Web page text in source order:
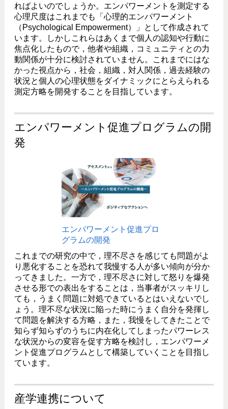
ればよいのでしょうか。エンパワーメントを測定する
心理尺度はこれまでも「心理的エンパワーメント
（Psychological Empowerment）」として作成されて
います。しかしこれらはあくまで個人の認知や行動に
焦点化したもので，他者や組織，コミュニティとの力
動関係が十分に検討されていません。これまでにはな
かった視点から，社会，組織，対人関係，過去経験の
状況と個人の心理状態をダイナミックにとらえられる
測定方略を開発することを目指しています。
エンパワーメント促進プログラムの開
発
エンパワーメント促進プロ
グラムの開発
これまでの研究の中で，理不尽さを感じても問題がよ
り悪化することを恐れて我慢する人が多い傾向が分か
ってきました。一方で，理不尽さに対して怒りを爆発
させる形での表出をすることは，当事者がスッキリし
ても，うまく問題に対処できているとはいえないでし
ょう。理不尽な状況に陥った時にうまく自分を発揮し
て問題を解決する方略，また，我慢をしてきたことで
知らず知らずのうちに内在化してしまったパワーレス
な状況からの変容を促す方略を検討し，エンパワーメ
ント促進プログラムとして構築していくことを目指し
ています。
産学連携について